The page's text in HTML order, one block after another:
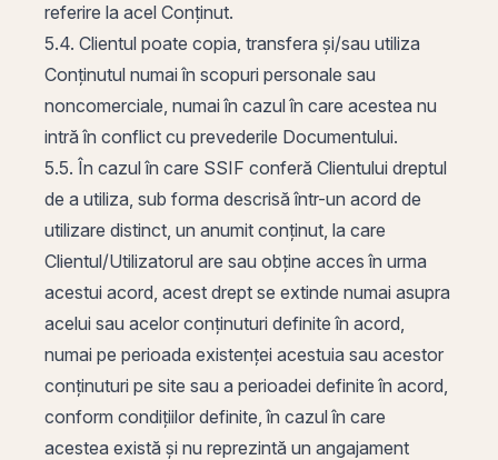
referire la acel Conținut.
5.4. Clientul poate copia, transfera și/sau utiliza
Conținutul numai în scopuri personale sau
noncomerciale, numai în cazul în care acestea nu
intră în conflict cu prevederile Documentului.
5.5. În cazul în care SSIF conferă Clientului dreptul
de a utiliza, sub forma descrisă într-un acord de
utilizare distinct, un anumit conținut, la care
Clientul/Utilizatorul are sau obține acces în urma
acestui acord, acest drept se extinde numai asupra
acelui sau acelor conținuturi definite în acord,
numai pe perioada existenței acestuia sau acestor
conținuturi pe site sau a perioadei definite în acord,
conform condițiilor definite, în cazul în care
acestea există și nu reprezintă un angajament